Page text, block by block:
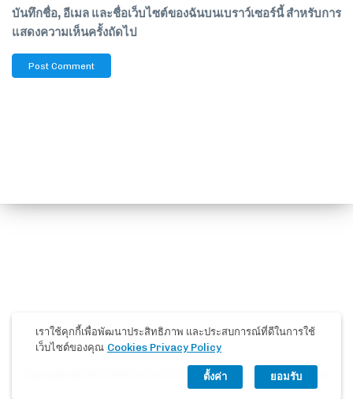
บันทึกชื่อ, อีเมล และชื่อเว็บไซต์ของฉันบนเบราว์เซอร์นี้ สำหรับการ
แสดงความเห็นครั้งถัดไป
Copyright @ 2019-2026 Ad And Consult Co.,Ltd. All Rights Reserved.
เราใช้คุกกี้เพื่อพัฒนาประสิทธิภาพ และประสบการณ์ที่ดีในการใช้
เว็บไซต์ของคุณ Cookies Privacy Policy
ตั้งค่า ยอมรับ